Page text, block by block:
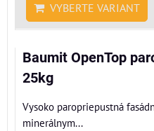
VYBERTE VARIANT
Baumit OpenTop
25kg
Vysoko paropriepustná
minerálnym...